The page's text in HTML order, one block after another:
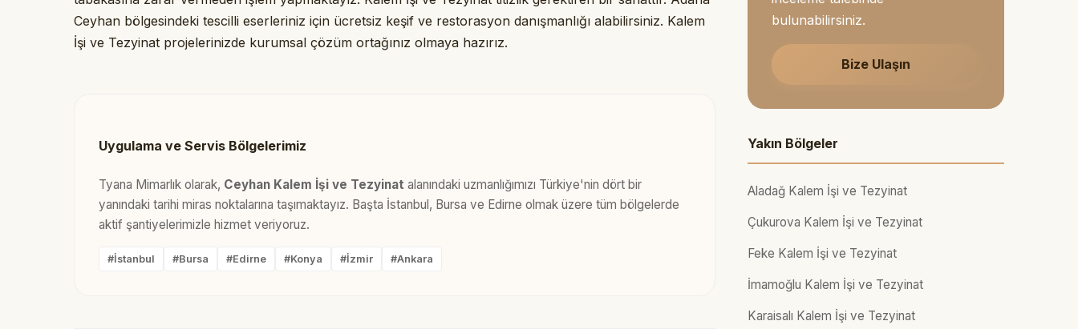
Ceyhan bölgesindeki tescilli eserleriniz için ücretsiz keşif ve restorasyon danışmanlığı alabilirsiniz. Kalem
İşi ve Tezyinat projelerinizde kurumsal çözüm ortağınız olmaya hazırız.
Uygulama ve Servis Bölgelerimiz
Tyana Mimarlık olarak, Ceyhan Kalem İşi ve Tezyinat alanındaki uzmanlığımızı Türkiye'nin dört bir
yanındaki tarihi miras noktalarına taşımaktayız. Başta İstanbul, Bursa ve Edirne olmak üzere tüm bölgelerde
aktif şantiyelerimizle hizmet veriyoruz.
#İstanbul #Bursa #Edirne #Konya #İzmir #Ankara
bulunabilirsiniz.
Bize Ulaşın
Yakın Bölgeler
Aladağ Kalem İşi ve Tezyinat
Çukurova Kalem İşi ve Tezyinat
Feke Kalem İşi ve Tezyinat
İmamoğlu Kalem İşi ve Tezyinat
Karaisalı Kalem İşi ve Tezyinat